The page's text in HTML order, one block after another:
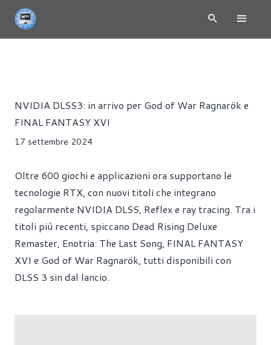
NVIDIA DLSS3: in arrivo per God of War Ragnarök e
FINAL FANTASY XVI
17 settembre 2024
Oltre 600 giochi e applicazioni ora supportano le
tecnologie RTX, con nuovi titoli che integrano
regolarmente NVIDIA DLSS, Reflex e ray tracing. Tra i
titoli più recenti, spiccano Dead Rising Deluxe
Remaster, Enotria: The Last Song, FINAL FANTASY
XVI e God of War Ragnarök, tutti disponibili con
DLSS 3 sin dal lancio.